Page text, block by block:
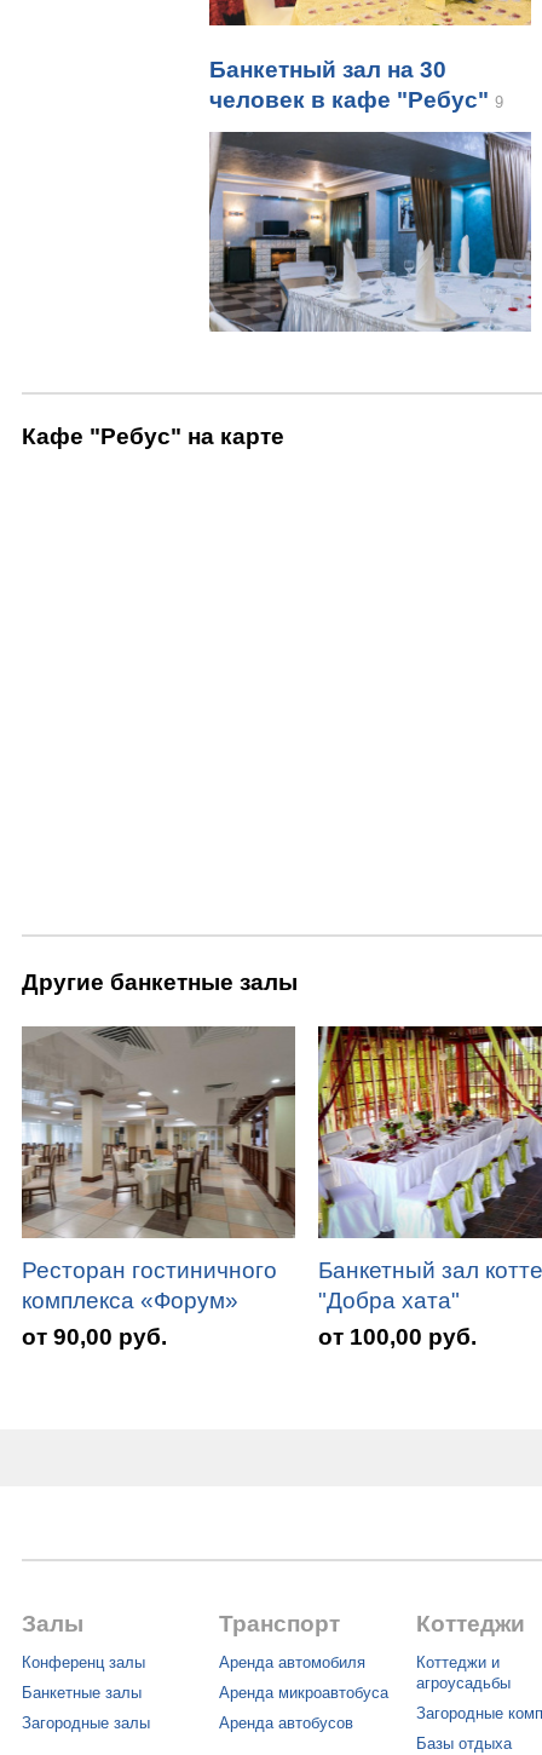
Банкетный зал на 30
человек в кафе "Ребус" 9
Кафе "Ребус" на карте
Другие банкетные залы
Ресторан гостиничного
комплекса «Форум»
от 90,00 руб.
Банкетный зал
"Добра хата"
от 100,00 руб.
Залы
Конференц залы
Банкетные залы
Загородные залы
Транспорт
Аренда автомобиля
Аренда микроавтобуса
Аренда автобусов
Коттеджи
Коттеджи и
агроусадьбы
Загородные
Базы отдыха